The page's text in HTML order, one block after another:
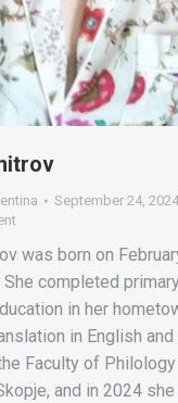
September 24, 2024
was born on
She completed
in her
in English and
Faculty of
and in 2024